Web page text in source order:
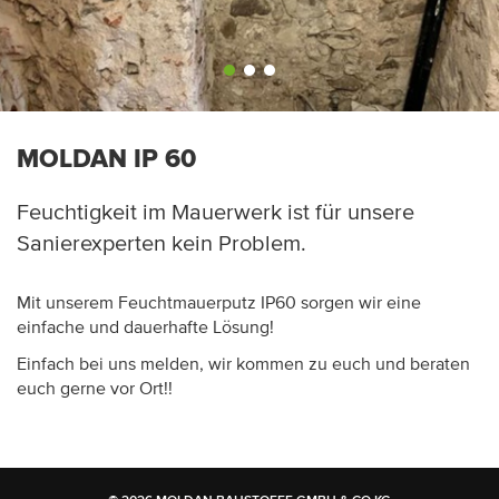
MOLDAN IP 60
Feuchtigkeit im Mauerwerk ist für unsere
Sanierexperten kein Problem.
Mit unserem Feuchtmauerputz IP60 sorgen wir eine
einfache und dauerhafte Lösung!
Einfach bei uns melden, wir kommen zu euch und beraten
euch gerne vor Ort!!